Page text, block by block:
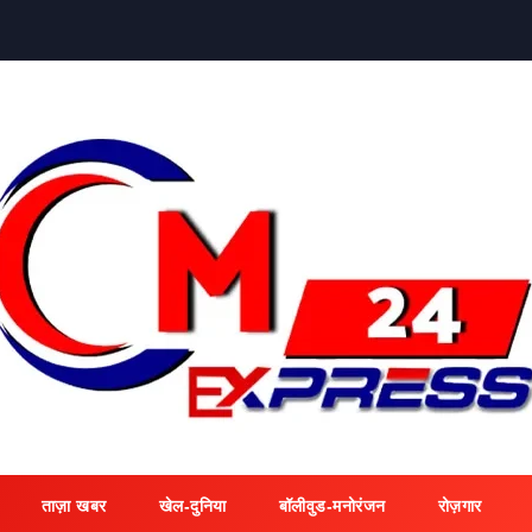
ताज़ा खबर खेल-दुनिया बॉलीवुड-मनोरंजन रोज़गार